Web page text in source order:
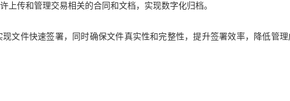
上传和管理交易相关的合同和文档，实现数字化归档。
文件快速签署，同时确保文件真实性和完整性，提升签署效率，降低管理